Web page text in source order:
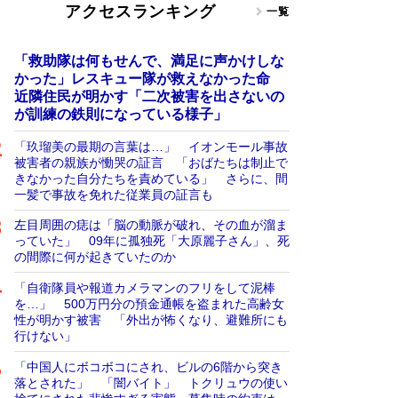
アクセスランキング 一覧
「救助隊は何もせんで、満足に声かけしな
かった」レスキュー隊が救えなかった命
近隣住民が明かす「二次被害を出さないの
が訓練の鉄則になっている様子」
「玖瑠美の最期の言葉は…」 イオンモール事故
被害者の親族が慟哭の証言 「おばたちは制止で
きなかった自分たちを責めている」 さらに、間
一髪で事故を免れた従業員の証言も
左目周囲の痣は「脳の動脈が破れ、その血が溜ま
っていた」 09年に孤独死「大原麗子さん」、死
の間際に何が起きていたのか
「自衛隊員や報道カメラマンのフリをして泥棒
を…」 500万円分の預金通帳を盗まれた高齢女
性が明かす被害 「外出が怖くなり、避難所にも
行けない」
「中国人にボコボコにされ、ビルの6階から突き
落とされた」 「闇バイト」 トクリュウの使い